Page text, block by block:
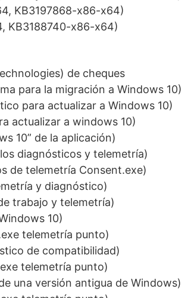
KB3197868-x86-x64)
KB3188740-x86-x64)
de cheques
para la migración a Windows 10)
para actualizar a Windows 10)
actualizar a windows 10)
10” de la aplicación)
diagnósticos y telemetría)
de telemetría Consent.exe)
y diagnóstico)
trabajo y telemetría)
10)
telemetría punto)
de compatibilidad)
telemetría punto)
una versión antigua de Windows)